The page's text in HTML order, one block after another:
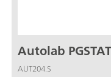
Autolab
AUT204.S